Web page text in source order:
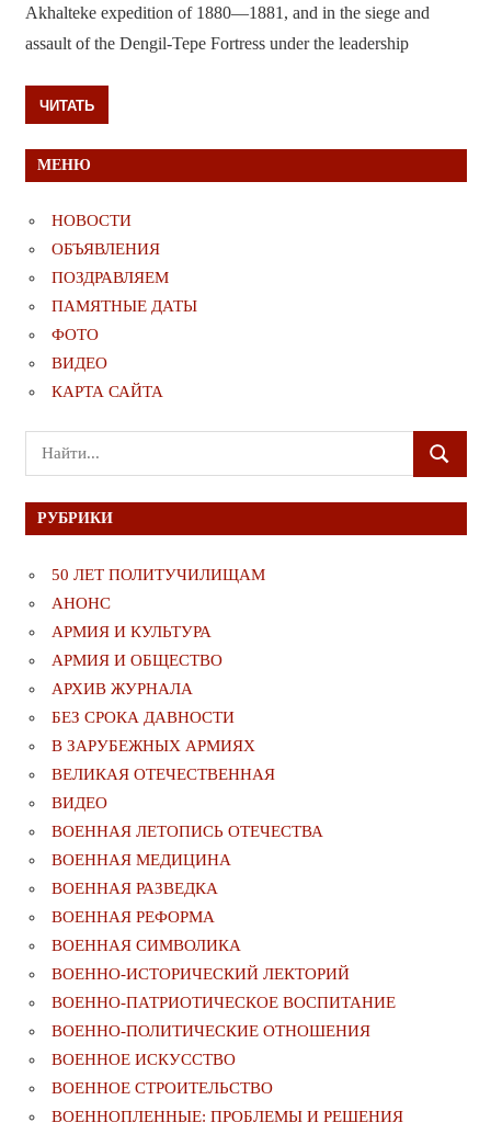
Akhalteke expedition of 1880—1881, and in the siege and
assault of the Dengil-Tepe Fortress under the leadership
ЧИТАТЬ
МЕНЮ
НОВОСТИ
ОБЪЯВЛЕНИЯ
ПОЗДРАВЛЯЕМ
ПАМЯТНЫЕ ДАТЫ
ФОТО
ВИДЕО
КАРТА САЙТА
Поиск
для:
ПОИСК
РУБРИКИ
50 ЛЕТ ПОЛИТУЧИЛИЩАМ
АНОНС
АРМИЯ И КУЛЬТУРА
АРМИЯ И ОБЩЕСТВО
АРХИВ ЖУРНАЛА
БЕЗ СРОКА ДАВНОСТИ
В ЗАРУБЕЖНЫХ АРМИЯХ
ВЕЛИКАЯ ОТЕЧЕСТВЕННАЯ
ВИДЕО
ВОЕННАЯ ЛЕТОПИСЬ ОТЕЧЕСТВА
ВОЕННАЯ МЕДИЦИНА
ВОЕННАЯ РАЗВЕДКА
ВОЕННАЯ РЕФОРМА
ВОЕННАЯ СИМВОЛИКА
ВОЕННО-ИСТОРИЧЕСКИЙ ЛЕКТОРИЙ
ВОЕННО-ПАТРИОТИЧЕСКОЕ ВОСПИТАНИЕ
ВОЕННО-ПОЛИТИЧЕСКИE ОТНОШЕНИЯ
ВОЕННОЕ ИСКУССТВО
ВОЕННОЕ СТРОИТЕЛЬСТВО
ВОЕННОПЛЕННЫЕ: ПРОБЛЕМЫ И РЕШЕНИЯ